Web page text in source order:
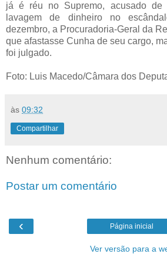
já é réu no Supremo, acusado de
lavagem de dinheiro no
dezembro, a Procuradoria-Geral da
que afastasse Cunha de seu cargo,
foi julgado.
Foto: Luis Macedo/Câmara dos
às 09:32
Compartilhar
Nenhum comentário:
Postar um comentário
‹ Página inicial
Ver versão para a